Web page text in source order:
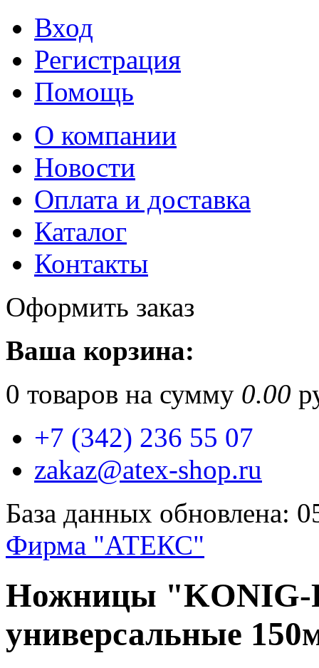
Вход
Регистрация
Помощь
О компании
Новости
Оплата и доставка
Каталог
Контакты
Оформить заказ
Ваша корзина:
0 товаров на сумму 0.00
+7 (342) 236 55 07
zakaz@atex-shop.ru
База данных обновлена:
Фирма "АТЕКС"
Ножницы "KONIG-
универсальные